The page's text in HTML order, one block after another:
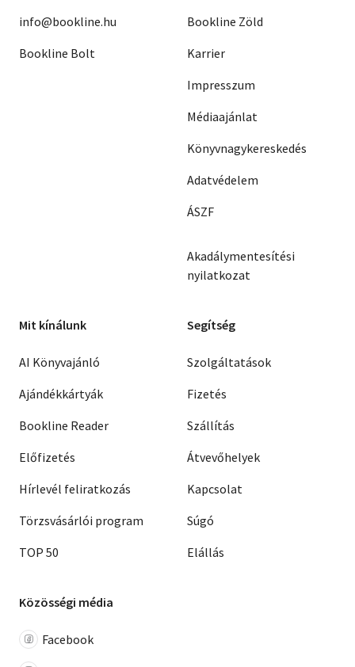
info@bookline.hu
Bookline Bolt
Bookline Zöld
Karrier
Impresszum
Médiaajánlat
Könyvnagykereskedés
Adatvédelem
ÁSZF
Akadálymentesítési
nyilatkozat
Mit kínálunk
AI Könyvajánló
Ajándékkártyák
Bookline Reader
Előfizetés
Hírlevél feliratkozás
Törzsvásárlói program
TOP 50
Segítség
Szolgáltatások
Fizetés
Szállítás
Átvevőhelyek
Kapcsolat
Súgó
Elállás
Közösségi média
Facebook